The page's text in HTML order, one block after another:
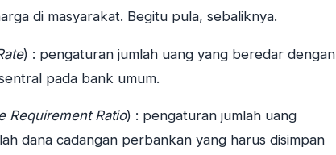
di masyarakat. Begitu pula, sebaliknya.
) : pengaturan jumlah uang yang beredar dengan
pada bank umum.
Requirement Ratio) : pengaturan jumlah uang
dana cadangan perbankan yang harus disimpan